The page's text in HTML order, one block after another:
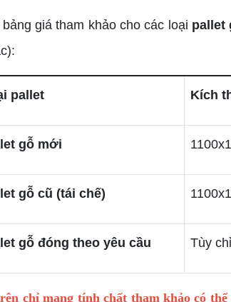
giá tham khảo cho các loại pallet
pallet Kích
gỗ mới
gỗ cũ (tái chế)
gỗ đóng theo yêu cầu Tùy
chỉ mang tính chất tham khảo có